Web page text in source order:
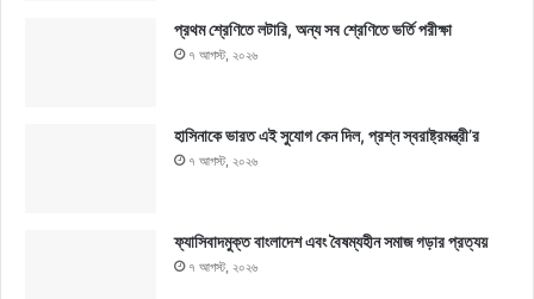
প্রথম শ্রেণিতে লটারি, অন্য সব শ্রেণিতে ভর্তি পরীক্ষা
৭ আগস্ট, ২০২৬
হাসিনাকে ভারত এই সুযোগ কেন দিল, প্রশ্ন স্বরাষ্ট্রমন্ত্রী’র
৭ আগস্ট, ২০২৬
ফ্যাসিবাদমুক্ত বাংলাদেশ এবং বৈষম্যহীন সমাজ গড়ার প্রত্যয়
৭ আগস্ট, ২০২৬